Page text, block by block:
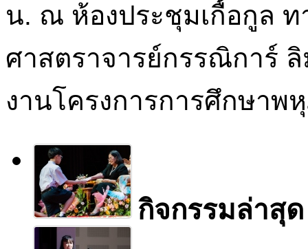
น. ณ ห้องประชุมเกื้อกูล
ศาสตราจารย์กรรณิการ์
งานโครงการการศึกษาพ
กิจกรรมล่าสุด